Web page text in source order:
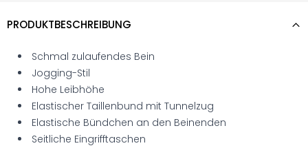
PRODUKTBESCHREIBUNG
Schmal zulaufendes Bein
Jogging-Stil
Hohe Leibhöhe
Elastischer Taillenbund mit Tunnelzug
Elastische Bündchen an den Beinenden
Seitliche Eingrifftaschen